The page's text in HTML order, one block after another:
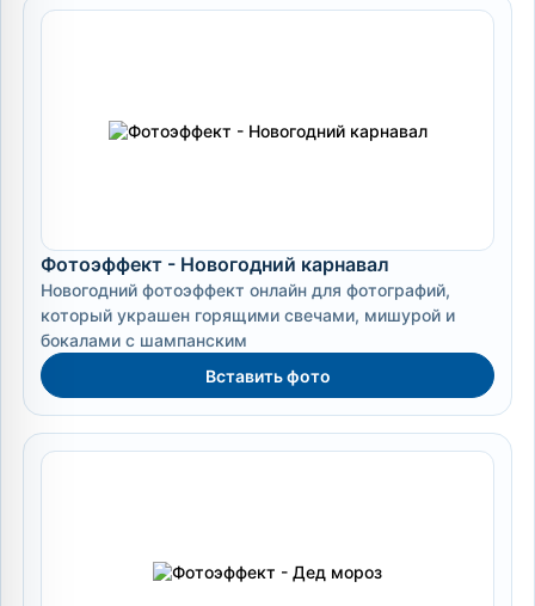
Фотоэффект - Новогодний карнавал
Новогодний фотоэффект онлайн для фотографий,
который украшен горящими свечами, мишурой и
бокалами с шампанским
Вставить фото